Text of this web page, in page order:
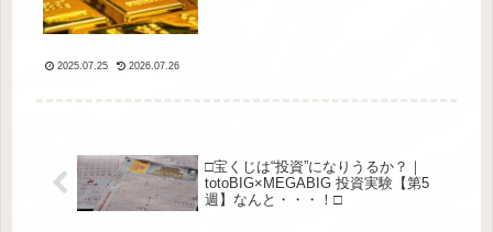
2025.07.25 2026.07.26
□宝くじは“投資”になりうるか？｜
totoBIG×MEGABIG 投資実験【第5
週】なんと・・・！□